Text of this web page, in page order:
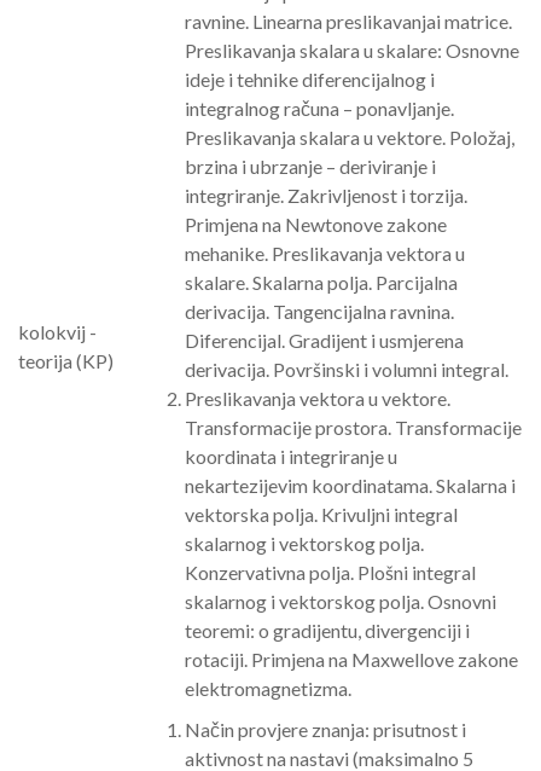
kolokvij -
teorija (KP)
ravnine. Linearna preslikavanjai matrice.
Preslikavanja skalara u skalare: Osnovne
ideje i tehnike diferencijalnog i
integralnog računa – ponavljanje.
Preslikavanja skalara u vektore. Položaj,
brzina i ubrzanje – deriviranje i
integriranje. Zakrivljenost i torzija.
Primjena na Newtonove zakone
mehanike. Preslikavanja vektora u
skalare. Skalarna polja. Parcijalna
derivacija. Tangencijalna ravnina.
Diferencijal. Gradijent i usmjerena
derivacija. Površinski i volumni integral.
Preslikavanja vektora u vektore.
Transformacije prostora. Transformacije
koordinata i integriranje u
nekartezijevim koordinatama. Skalarna i
vektorska polja. Krivuljni integral
skalarnog i vektorskog polja.
Konzervativna polja. Plošni integral
skalarnog i vektorskog polja. Osnovni
teoremi: o gradijentu, divergenciji i
rotaciji. Primjena na Maxwellove zakone
elektromagnetizma.
Način provjere znanja: prisutnost i
aktivnost na nastavi (maksimalno 5